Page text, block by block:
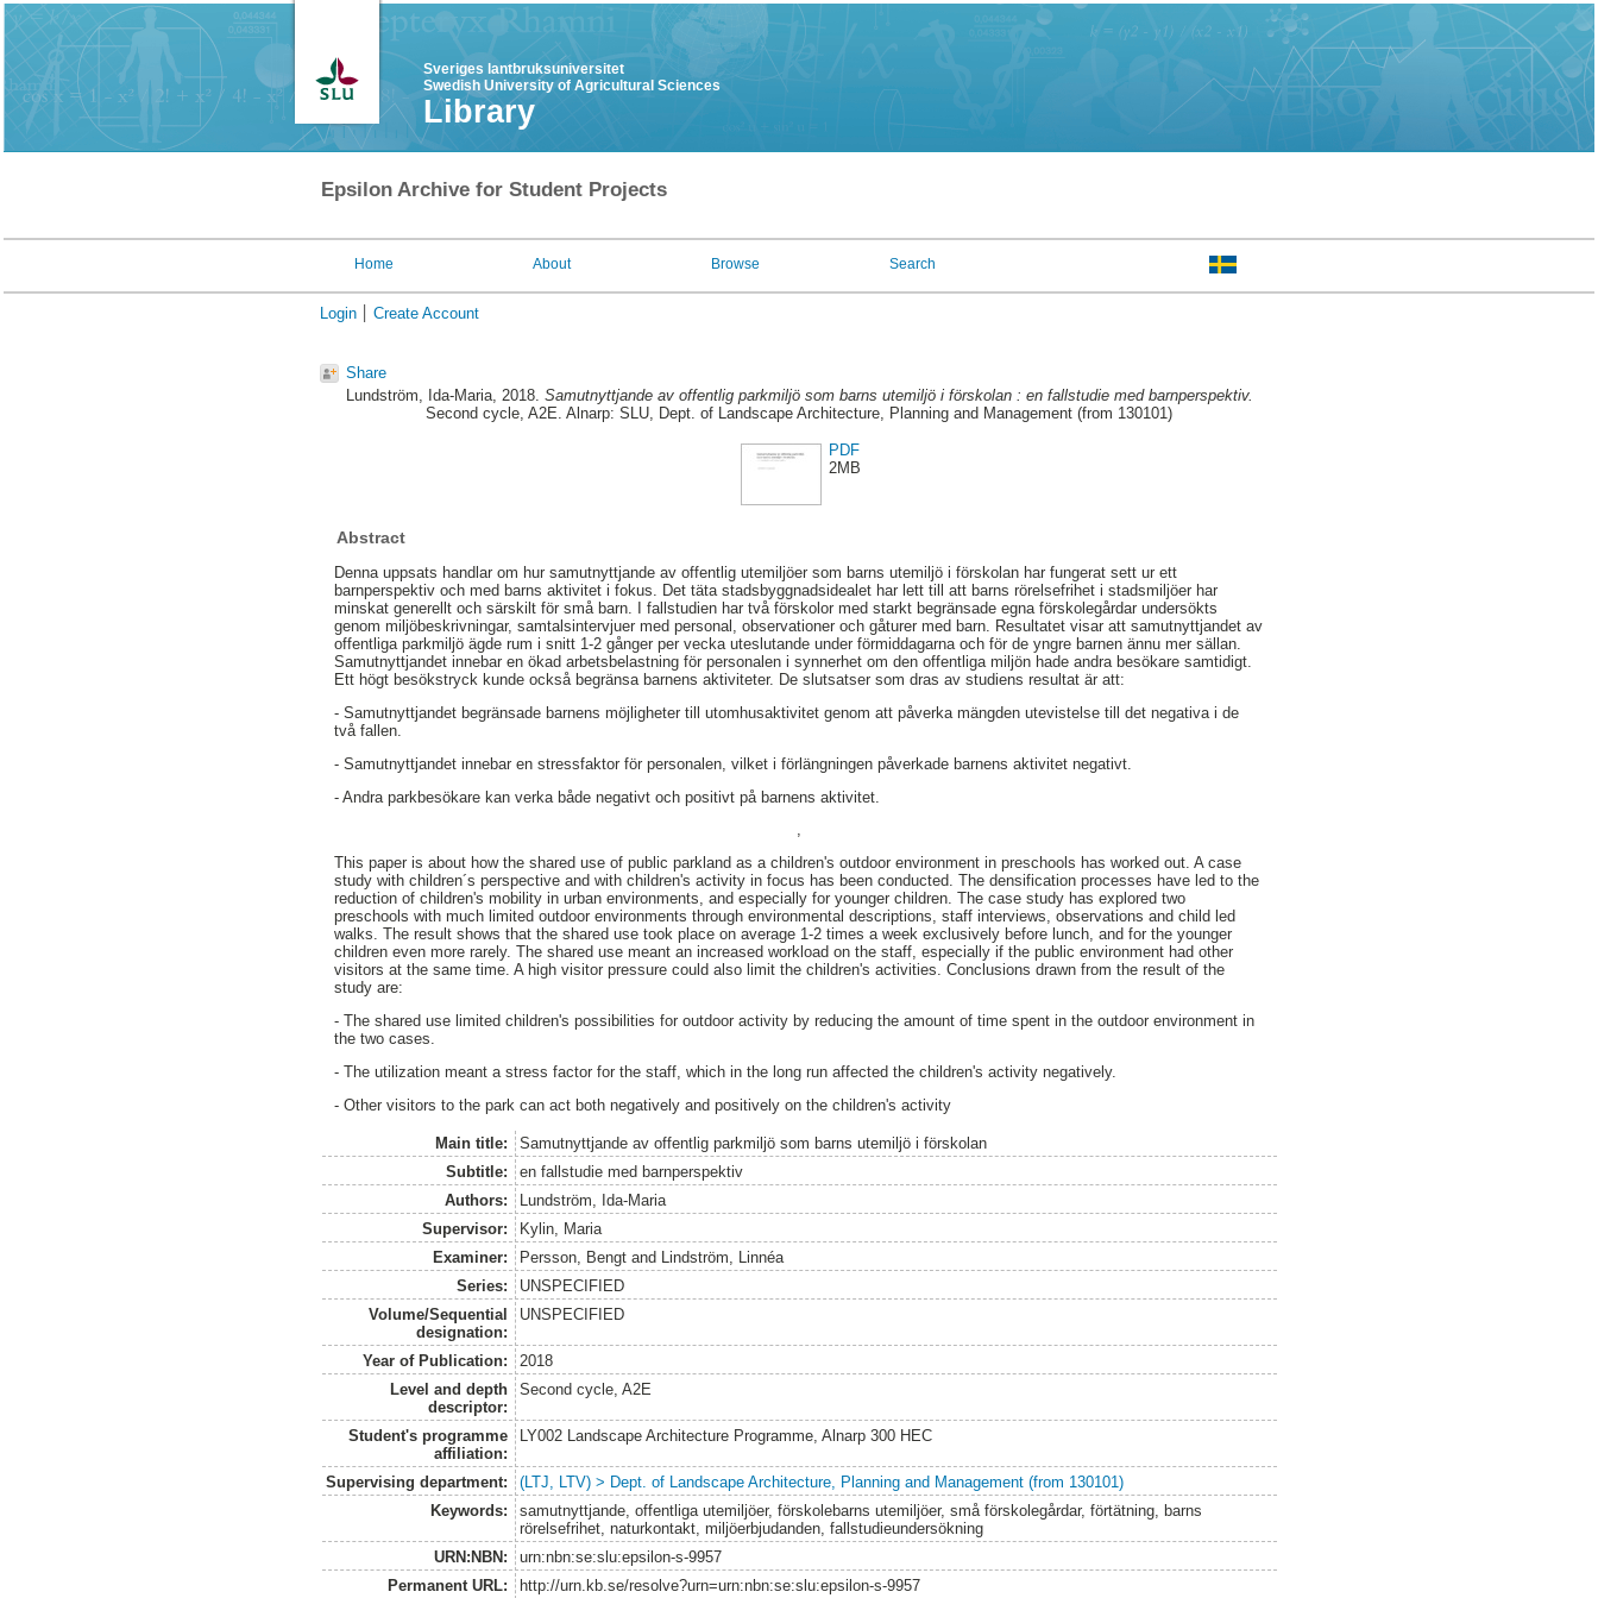
Sveriges lantbruksuniversitet
Swedish University of Agricultural Sciences
Library
Epsilon Archive for Student Projects
Home About Browse Search
Login Create Account
Share
Lundström, Ida-Maria, 2018. Samutnyttjande av offentlig parkmiljö som barns utemiljö i förskolan : en fallstudie med barnperspektiv.
Second cycle, A2E. Alnarp: SLU, Dept. of Landscape Architecture, Planning and Management (from 130101)
PDF
2MB
Abstract
Denna uppsats handlar om hur samutnyttjande av offentlig utemiljöer som barns utemiljö i förskolan har fungerat sett ur ett
barnperspektiv och med barns aktivitet i fokus. Det täta stadsbyggnadsidealet har lett till att barns rörelsefrihet i stadsmiljöer har
minskat generellt och särskilt för små barn. I fallstudien har två förskolor med starkt begränsade egna förskolegårdar undersökts
genom miljöbeskrivningar, samtalsintervjuer med personal, observationer och gåturer med barn. Resultatet visar att samutnyttjandet av
offentliga parkmiljö ägde rum i snitt 1-2 gånger per vecka uteslutande under förmiddagarna och för de yngre barnen ännu mer sällan.
Samutnyttjandet innebar en ökad arbetsbelastning för personalen i synnerhet om den offentliga miljön hade andra besökare samtidigt.
Ett högt besökstryck kunde också begränsa barnens aktiviteter. De slutsatser som dras av studiens resultat är att:
- Samutnyttjandet begränsade barnens möjligheter till utomhusaktivitet genom att påverka mängden utevistelse till det negativa i de
två fallen.
- Samutnyttjandet innebar en stressfaktor för personalen, vilket i förlängningen påverkade barnens aktivitet negativt.
- Andra parkbesökare kan verka både negativt och positivt på barnens aktivitet.
,
This paper is about how the shared use of public parkland as a children's outdoor environment in preschools has worked out. A case
study with children´s perspective and with children's activity in focus has been conducted. The densification processes have led to the
reduction of children's mobility in urban environments, and especially for younger children. The case study has explored two
preschools with much limited outdoor environments through environmental descriptions, staff interviews, observations and child led
walks. The result shows that the shared use took place on average 1-2 times a week exclusively before lunch, and for the younger
children even more rarely. The shared use meant an increased workload on the staff, especially if the public environment had other
visitors at the same time. A high visitor pressure could also limit the children's activities. Conclusions drawn from the result of the
study are:
- The shared use limited children's possibilities for outdoor activity by reducing the amount of time spent in the outdoor environment in
the two cases.
- The utilization meant a stress factor for the staff, which in the long run affected the children's activity negatively.
- Other visitors to the park can act both negatively and positively on the children's activity
Main title:
Samutnyttjande av offentlig parkmiljö som barns utemiljö i förskolan
Subtitle:
en fallstudie med barnperspektiv
Authors:
Lundström, Ida-Maria
Supervisor:
Kylin, Maria
Examiner:
Persson, Bengtand Lindström, Linnéa
Series:
UNSPECIFIED
Volume/Sequential
designation:
UNSPECIFIED
Year of Publication:
2018
Level and depth
descriptor:
Second cycle, A2E
Student's programme
affiliation:
LY002 Landscape Architecture Programme, Alnarp 300 HEC
Supervising department:
(LTJ, LTV) > Dept. of Landscape Architecture, Planning and Management (from 130101)
Keywords:
samutnyttjande, offentliga utemiljöer, förskolebarns utemiljöer, små förskolegårdar, förtätning, barns
rörelsefrihet, naturkontakt, miljöerbjudanden, fallstudieundersökning
URN:NBN:
urn:nbn:se:slu:epsilon-s-9957
Permanent URL:
http://urn.kb.se/resolve?urn=urn:nbn:se:slu:epsilon-s-9957